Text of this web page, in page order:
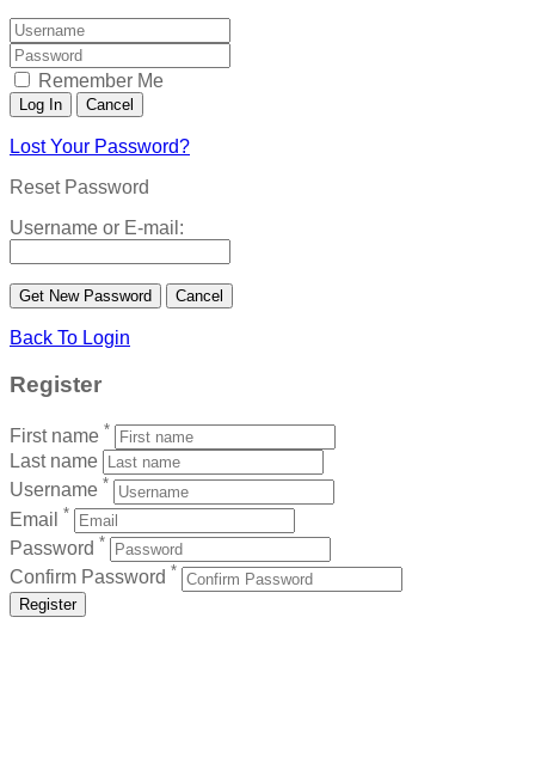
Remember Me
Lost Your Password?
Reset Password
Username or E-mail:
Back To Login
Register
First name *
Last name
Username *
Email *
Password *
Confirm Password *
Register